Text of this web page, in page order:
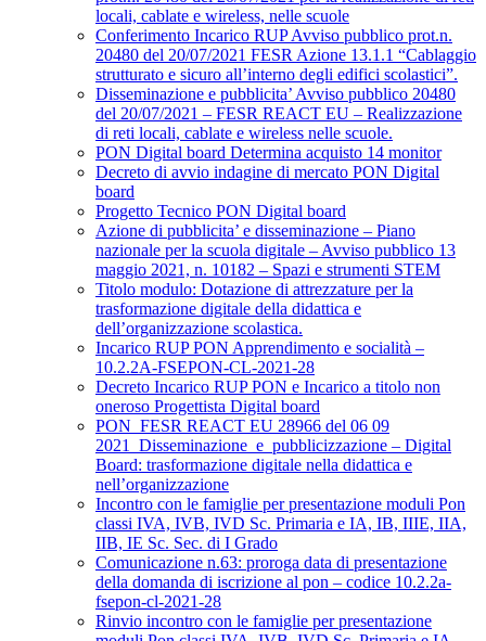
locali, cablate e wireless, nelle scuole
Conferimento Incarico RUP Avviso pubblico prot.n.
20480 del 20/07/2021 FESR Azione 13.1.1 “Cablaggio
strutturato e sicuro all’interno degli edifici scolastici”.
Disseminazione e pubblicita’ Avviso pubblico 20480
del 20/07/2021 – FESR REACT EU – Realizzazione
di reti locali, cablate e wireless nelle scuole.
PON Digital board Determina acquisto 14 monitor
Decreto di avvio indagine di mercato PON Digital
board
Progetto Tecnico PON Digital board
Azione di pubblicita’ e disseminazione – Piano
nazionale per la scuola digitale – Avviso pubblico 13
maggio 2021, n. 10182 – Spazi e strumenti STEM
Titolo modulo: Dotazione di attrezzature per la
trasformazione digitale della didattica e
dell’organizzazione scolastica.
Incarico RUP PON Apprendimento e socialità –
10.2.2A-FSEPON-CL-2021-28
Decreto Incarico RUP PON e Incarico a titolo non
oneroso Progettista Digital board
PON_FESR REACT EU 28966 del 06 09
2021_Disseminazione_e_pubblicizzazione – Digital
Board: trasformazione digitale nella didattica e
nell’organizzazione
Incontro con le famiglie per presentazione moduli Pon
classi IVA, IVB, IVD Sc. Primaria e IA, IB, IIIE, IIA,
IIB, IE Sc. Sec. di I Grado
Comunicazione n.63: proroga data di presentazione
della domanda di iscrizione al pon – codice 10.2.2a-
fsepon-cl-2021-28
Rinvio incontro con le famiglie per presentazione